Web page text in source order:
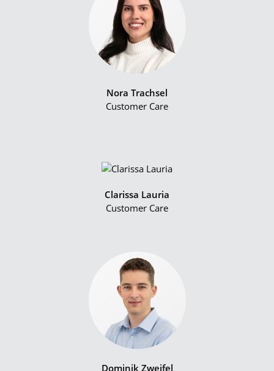
Nora Trachsel
Customer Care
Clarissa Lauria
Customer Care
Dominik Zweifel